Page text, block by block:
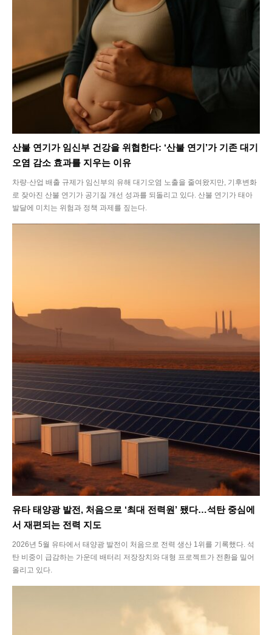
SEARCH...
Climate
Food
Health
Life
Interview
산불 연기가 임신부 건강을 위협한다: ‘산불 연기’가 기존 대기
오염 감소 효과를 지우는 이유
차량·산업 배출 규제가 임신부의 유해 대기오염 노출을 줄여왔지만, 기후변화
로 잦아진 산불 연기가 공기질 개선 성과를 되돌리고 있다. 산불 연기가 태아
발달에 미치는 위험과 정책 과제를 짚는다.
유타 태양광 발전, 처음으로 ‘최대 전력원’ 됐다…석탄 중심에
서 재편되는 전력 지도
2026년 5월 유타에서 태양광 발전이 처음으로 전력 생산 1위를 기록했다. 석
탄 비중이 급감하는 가운데 배터리 저장장치와 대형 프로젝트가 전환을 밀어
올리고 있다.